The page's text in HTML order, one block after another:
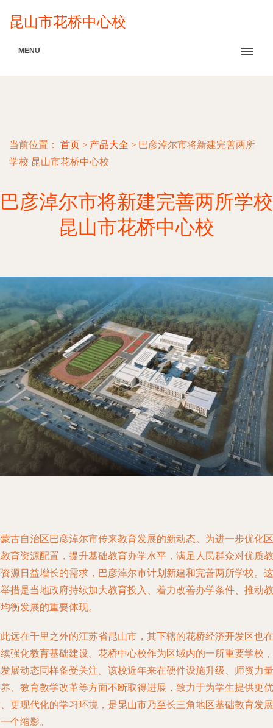
昆山市花桥中心校
MENU
当前位置： 首页 > 产品大全 > 巴彦淖尔市将新建完善两所
学校 昆山市花桥中心校
巴彦淖尔市将新建完善两所学校
昆山市花桥中心校
古自治区巴彦淖尔市传来教育发展的新动态。为进一步优化区
育资源配置，提升基础教育办学水平，满足人民群众对优质教
源日益增长的需求，巴彦淖尔市计划新建和完善两所学校。这
措是当地政府持续加大教育投入、着力改善办学条件、推动教
衡发展的重要体现。
远在千里之外的江苏省昆山市，其下辖的花桥经济开发区也在
强化教育基础建设。花桥中心校作为区域内的一所重要学校，
展动态同样备受关注。该校近年来在硬件设施升级、师资力量
、教育教学改革等方面不断取得进展，致力于为学生提供更优
更现代化的学习环境，是昆山市乃至长三角地区基础教育发展
个缩影。